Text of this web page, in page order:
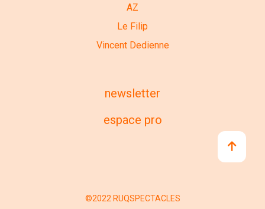
AZ
Le Filip
Vincent Dedienne
newsletter
espace pro
©2022 RUQSPECTACLES